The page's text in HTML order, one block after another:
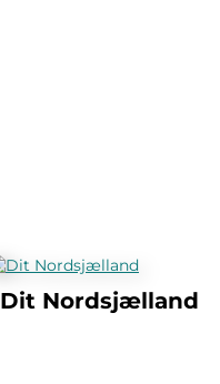
Dit Nordsjælland